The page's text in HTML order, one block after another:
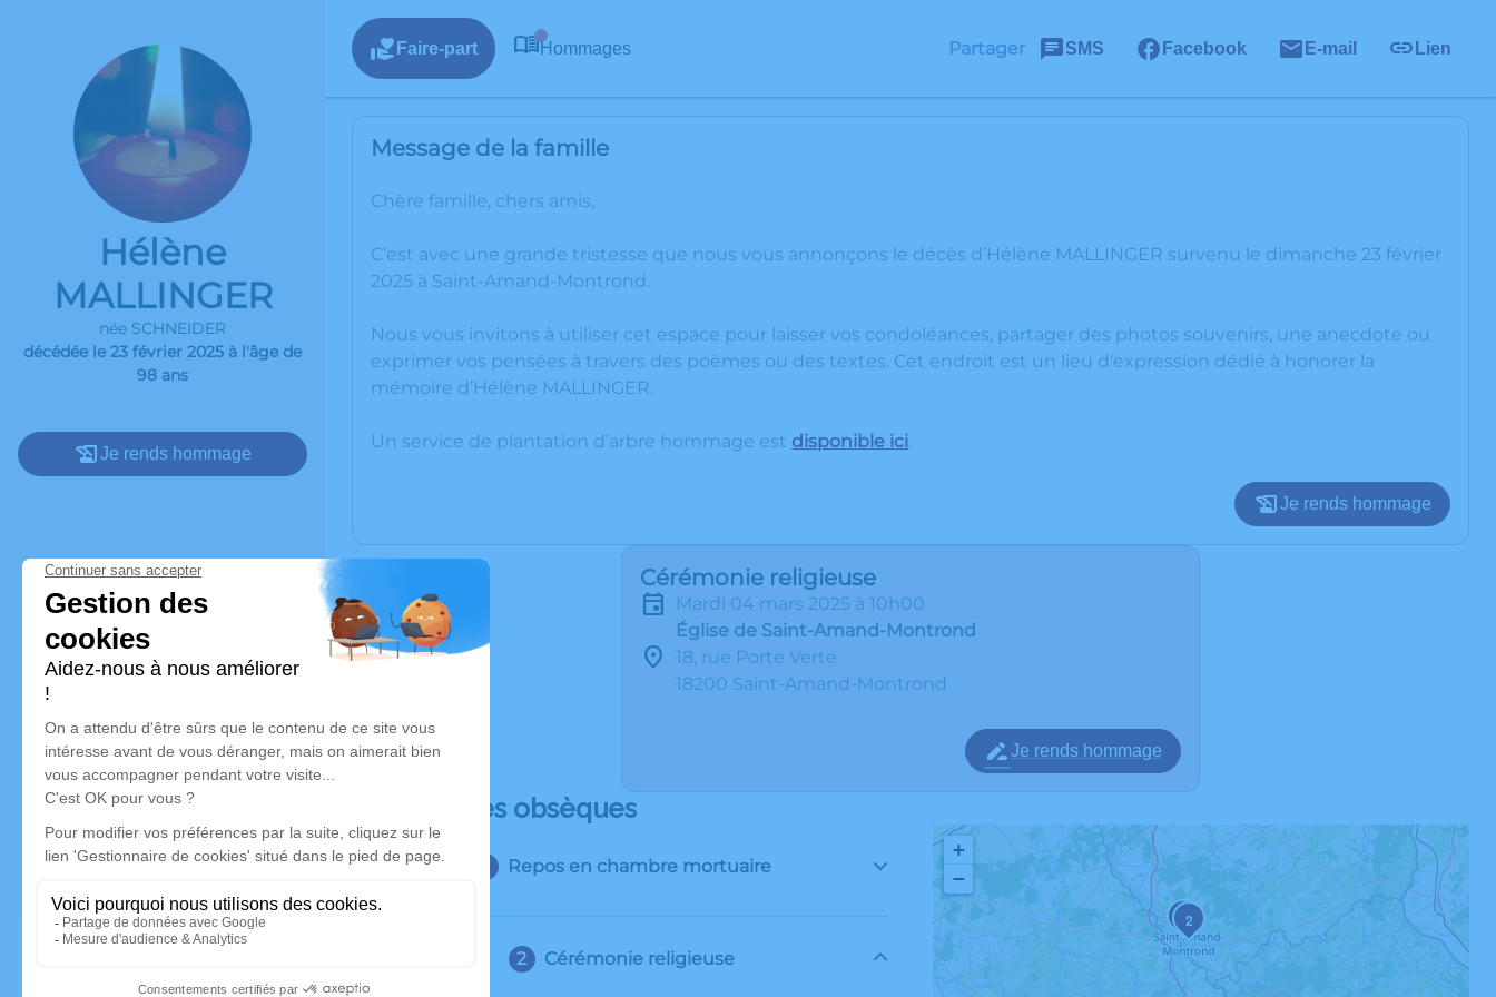
Hélène
MALLINGER
née SCHNEIDER
décédée le 23 février 2025 à l'âge de
98 ans
Je rends hommage
Faire-part Hommages Partager SMS Facebook E-mail Lien
Message de la famille
Chère famille, chers amis,
C’est avec une grande tristesse que nous vous annonçons le décès d’Hélène MALLINGER survenu le dimanche 23 février
2025 à Saint-Amand-Montrond.
Nous vous invitons à utiliser cet espace pour laisser vos condoléances, partager des photos souvenirs, une anecdote ou
exprimer vos pensées à travers des poèmes ou des textes. Cet endroit est un lieu d'expression dédié à honorer la
mémoire d’Hélène MALLINGER.
Un service de plantation d’arbre hommage est disponible ici.
Je rends hommage
Cérémonie religieuse
mardi 04 mars 2025 à 10h00
Église de Saint-Amand-Montrond
18, rue Porte Verte
18200 Saint-Amand-Montrond
Je rends hommage
Déroulé des obsèques
Repos en chambre mortuaire
Cérémonie religieuse
12
+
−